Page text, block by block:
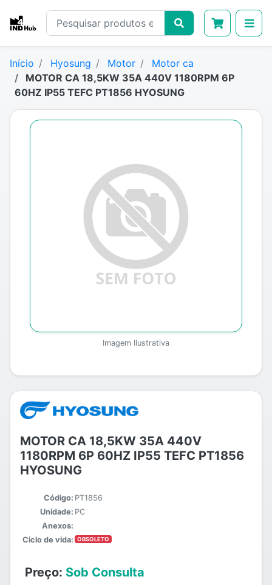
Início Hyosung Motor
Motor ca
MOTOR CA 18,5KW 35A 440V 1180RPM 6P
60HZ IP55 TEFC PT1856 HYOSUNG
Imagem Ilustrativa
MOTOR CA 18,5KW 35A 440V
1180RPM 6P 60HZ IP55 TEFC PT1856
HYOSUNG
Código: PT1856
Unidade: PC
Anexos:
Ciclo de vida:
OBSOLETO
Preço: Sob Consulta